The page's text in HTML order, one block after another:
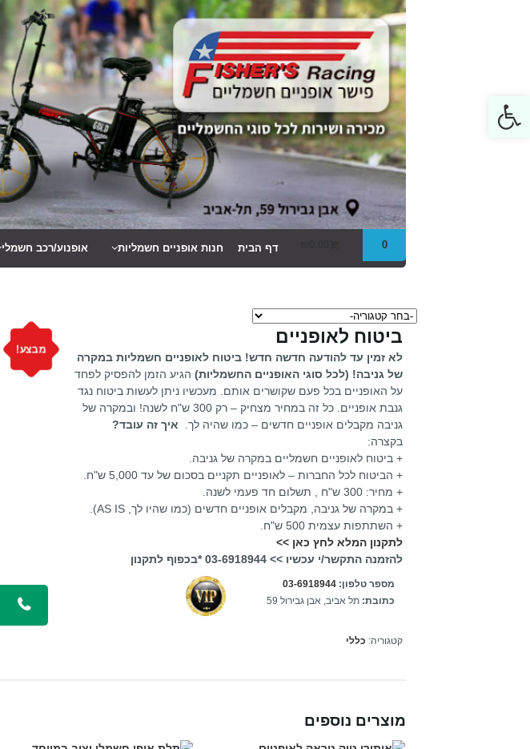
0 דף הבית חנות אופניים חשמליות אופנוע/רכב חשמלי
מבצע!
ביטוח לאופניים
לא זמין עד להודעה חדשה חדש! ביטוח לאופניים חשמליות במקרה
של גניבה! (לכל סוגי האופניים החשמליות)הגיע הזמן להפסיק לפחד
על האופניים בכל פעם שקושרים אותם. מעכשיו ניתן לעשות ביטוח נגד
גנבת אופניים. כל זה במחיר מצחיק – רק 300 ש"ח לשנה! ובמקרה של
גניבה מקבלים אופניים חדשים – כמו שהיה לך.
איך זה עובד?
בקצרה:
+ ביטוח לאופניים חשמליים במקרה של גניבה.
+ הביטוח לכל החברות – לאופניים תקניים בסכום של עד 5,000 ש"ח.
+ מחיר: 300 ש"ח , תשלום חד פעמי לשנה.
+ במקרה של גניבה, מקבלים אופניים חדשים (כמו שהיו לך, AS IS).
+ השתתפות עצמית 500 ש"ח.
לתקנון המלא לחץ כאן >>
להזמנה התקשר/י עכשיו >> 03-6918944
*בכפוף לתקנון
מספר טלפון:
כתובת: תל אביב, אבן גבירול 59
קטגוריה: כללי
מוצרים נוספים